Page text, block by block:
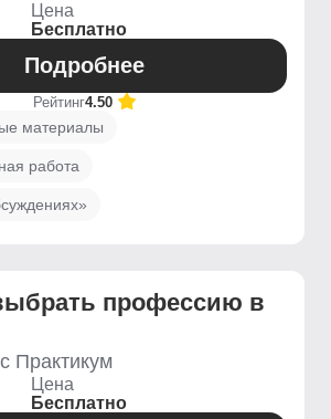
Цена
Бесплатно
Подробнее
Рейтинг4.50
материалы
работа
профессию в
Практикум
Цена
Бесплатно